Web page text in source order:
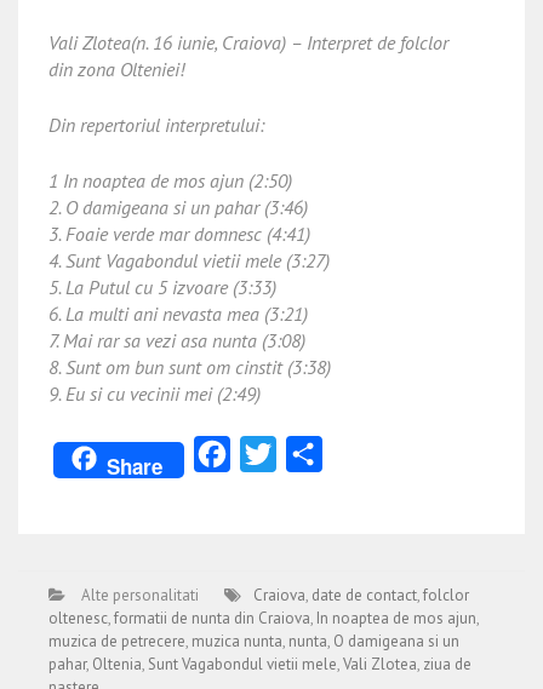
Vali Zlotea(n. 16 iunie, Craiova) – Interpret de folclor
din zona Olteniei!
Din repertoriul interpretului:
1 In noaptea de mos ajun (2:50)
2. O damigeana si un pahar (3:46)
3. Foaie verde mar domnesc (4:41)
4. Sunt Vagabondul vietii mele (3:27)
5. La Putul cu 5 izvoare (3:33)
6. La multi ani nevasta mea (3:21)
7. Mai rar sa vezi asa nunta (3:08)
8. Sunt om bun sunt om cinstit (3:38)
9. Eu si cu vecinii mei (2:49)
Share FacebookTwitter
Alte personalitati Craiova, date de contact,folclor
oltenesc,formatii de nunta din Craiova, In noaptea de mos ajun,
muzica de petrecere, muzica nunta, nunta, O damigeana si un
pahar, Oltenia, Sunt Vagabondul vietii mele,Vali Zlotea, ziua de